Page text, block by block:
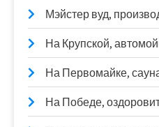
Мэйстер вуд,
На Крупской,
На Первомайке,
На Победе,